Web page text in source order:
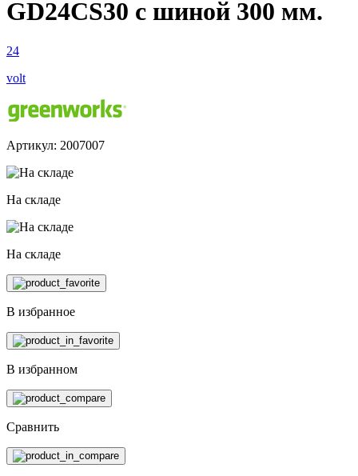
GD24CS30 с шиной 300 мм.
24
volt
Артикул: 2007007
На складе
На складе
В избранное
В избранном
Сравнить